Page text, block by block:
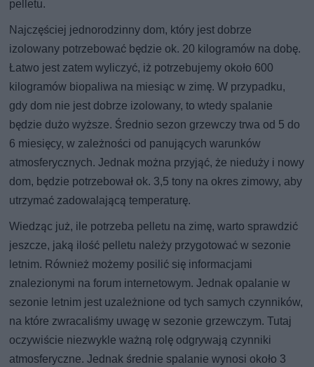
pelletu.
Najczęściej jednorodzinny dom, który jest dobrze
izolowany potrzebować będzie ok. 20 kilogramów na dobę.
Łatwo jest zatem wyliczyć, iż potrzebujemy około 600
kilogramów biopaliwa na miesiąc w zimę. W przypadku,
gdy dom nie jest dobrze izolowany, to wtedy spalanie
będzie dużo wyższe. Średnio sezon grzewczy trwa od 5 do
6 miesięcy, w zależności od panujących warunków
atmosferycznych. Jednak można przyjąć, że nieduży i nowy
dom, będzie potrzebował ok. 3,5 tony na okres zimowy, aby
utrzymać zadowalającą temperaturę.
Wiedząc już, ile potrzeba pelletu na zimę, warto sprawdzić
jeszcze, jaką ilość pelletu należy przygotować w sezonie
letnim. Również możemy posilić się informacjami
znalezionymi na forum internetowym. Jednak opalanie w
sezonie letnim jest uzależnione od tych samych czynników,
na które zwracaliśmy uwagę w sezonie grzewczym. Tutaj
oczywiście niezwykle ważną rolę odgrywają czynniki
atmosferyczne. Jednak średnie spalanie wynosi około 3